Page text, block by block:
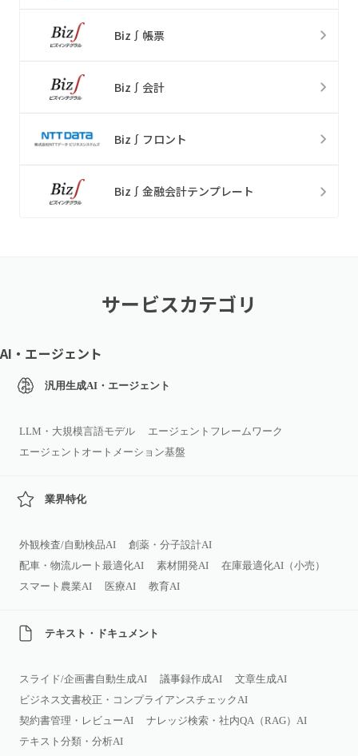
Biz∫帳票
Biz∫会計
Biz∫フロント
Biz∫金融会計テンプレート
サービスカテゴリ
AI・エージェント
汎用生成AI・エージェント
LLM・大規模言語モデル
エージェントフレームワーク
エージェントオートメーション基盤
業界特化
外観検査/自動検品AI
創薬・分子設計AI
配車・物流ルート最適化AI
素材開発AI
在庫最適化AI（小売）
スマート農業AI
医療AI 教育AI
テキスト・ドキュメント
スライド/企画書自動生成AI 議事録作成AI
文章生成AI
ビジネス文書校正・コンプライアンスチェックAI
契約書管理・レビューAI
ナレッジ検索・社内QA（RAG）AI
テキスト分類・分析AI